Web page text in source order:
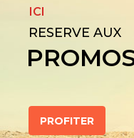
ICI
RESERVE AUX
PROFITER